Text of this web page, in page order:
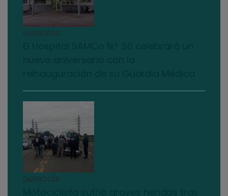
03/08/2026
04/08/2026